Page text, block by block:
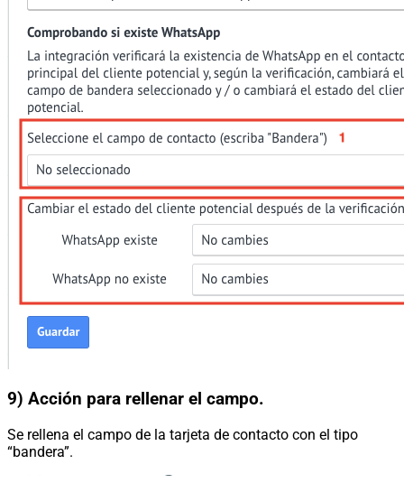
9) Acción para rellenar el campo.
Se rellena el campo de la tarjeta de contacto con el tipo
“bandera”.